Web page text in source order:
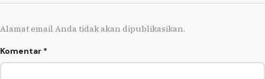
Alamat email Anda tidak akan dipublikasikan.
Komentar *